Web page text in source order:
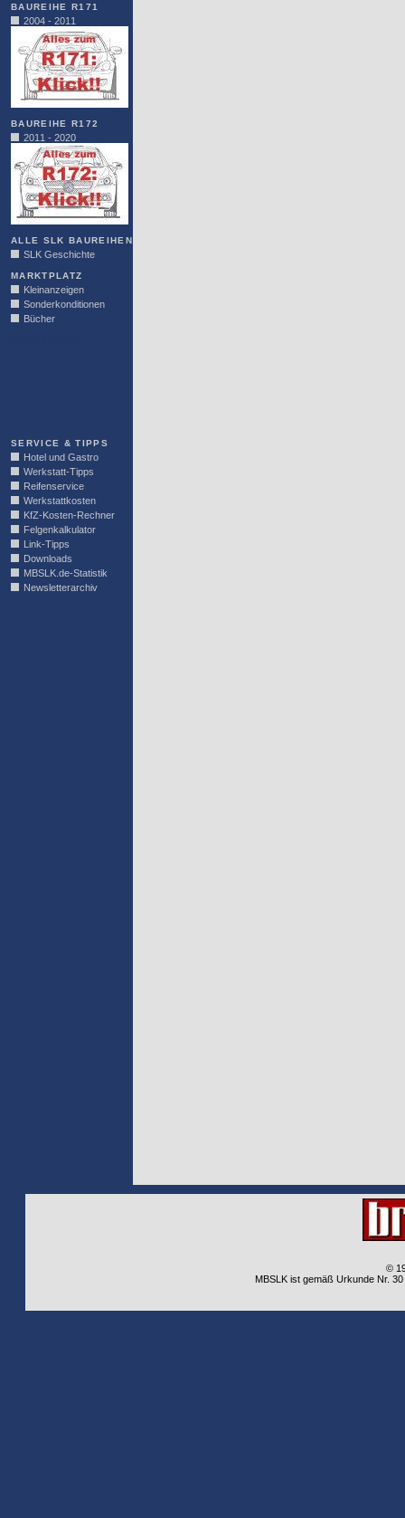
BAUREIHE R171
2004 - 2011
BAUREIHE R172
2011 - 2020
ALLE SLK BAUREIHEN
SLK Geschichte
MARKTPLATZ
Kleinanzeigen
Sonderkonditionen
Bücher
SERVICE & TIPPS
Hotel und Gastro
Werkstatt-Tipps
Reifenservice
Werkstattkosten
KfZ-Kosten-Rechner
Felgenkalkulator
Link-Tipps
Downloads
MBSLK.de-Statistik
Newsletterarchiv
©
MBSLK ist gemäß Urkunde Nr.